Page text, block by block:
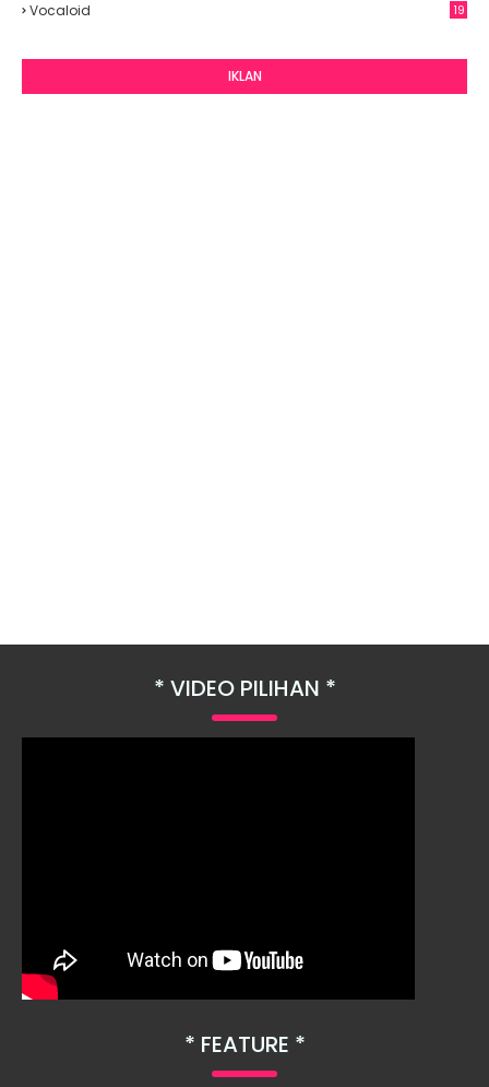
Vocaloid 19
IKLAN
VIDEO PILIHAN
FEATURE